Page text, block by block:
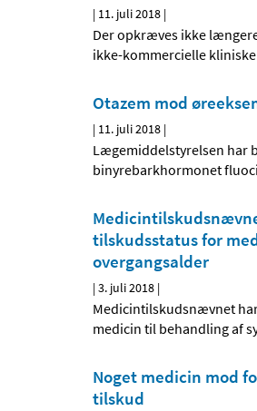
| 11. juli 2018 |
Der opkræves ikke
ikke-kommercielle
Otazem mod
| 11. juli 2018 |
Lægemiddelstyrelsen har
binyrebarkhormonet
tilskudsstatus for
overgangsalder
|3. juli 2018 |
Medicintilskudsnævnet
medicin til behandling af
Noget medicin mod
tilskud